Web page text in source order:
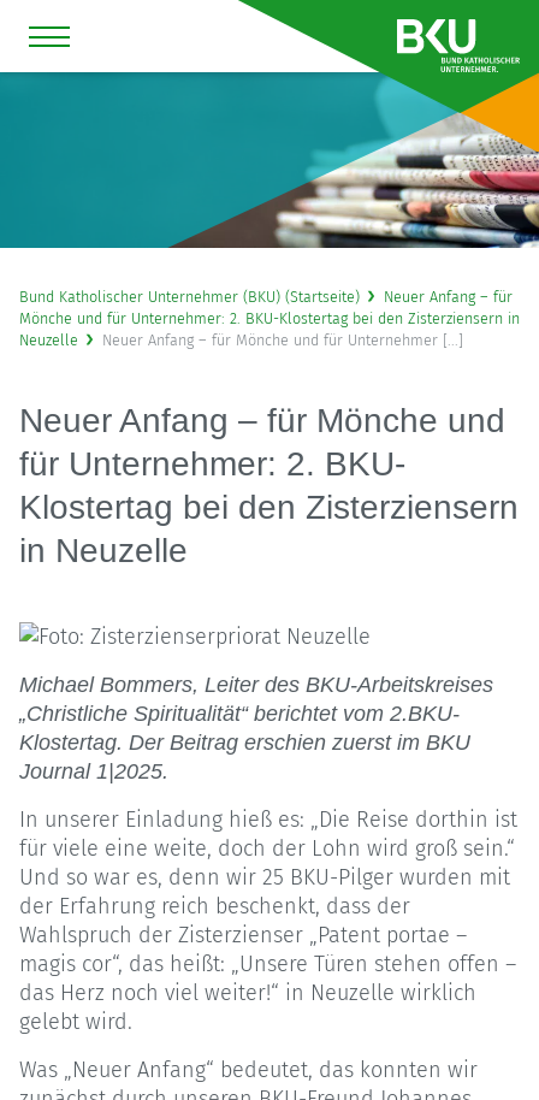
Bund Katholischer Unternehmer (BKU) (Startseite)
Neuer Anfang – für
Mönche und für Unternehmer: 2. BKU-Klostertag bei den Zisterziensern in
Neuzelle
Neuer Anfang – für Mönche und für Unternehmer [...]
Neuer Anfang – für Mönche und
für Unternehmer: 2. BKU-
Klostertag bei den Zisterziensern
in Neuzelle
Michael Bommers, Leiter des BKU-Arbeitskreises
„Christliche Spiritualität“ berichtet vom 2.BKU-
Klostertag. Der Beitrag erschien zuerst im BKU
Journal 1|2025.
In unserer Einladung hieß es: „Die Reise dorthin ist
für viele eine weite, doch der Lohn wird groß sein.“
Und so war es, denn wir 25 BKU-Pilger wurden mit
der Erfahrung reich beschenkt, dass der
Wahlspruch der Zisterzienser „Patent portae –
magis cor“, das heißt: „Unsere Türen stehen offen –
das Herz noch viel weiter!“ in Neuzelle wirklich
gelebt wird.
Was „Neuer Anfang“ bedeutet, das konnten wir